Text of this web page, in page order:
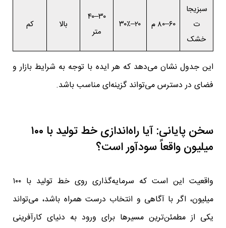
سبزیجا
ت
خشک
۶۰–۸۰ م ۲۰–۳۰٪
۳۰–۴۰
متر
بالا کم
این جدول نشان می‌دهد که هر ایده با توجه به شرایط بازار و
فضای در دسترس می‌تواند گزینه‌ای مناسب باشد.
سخن پایانی: آیا راه‌اندازی خط تولید با ۱۰۰
میلیون واقعاً سودآور است؟
واقعیت این است که سرمایه‌گذاری روی خط تولید با ۱۰۰
میلیون، اگر با آگاهی و انتخاب درست همراه باشد، می‌تواند
یکی از مطمئن‌ترین مسیرها برای ورود به دنیای کارآفرینی